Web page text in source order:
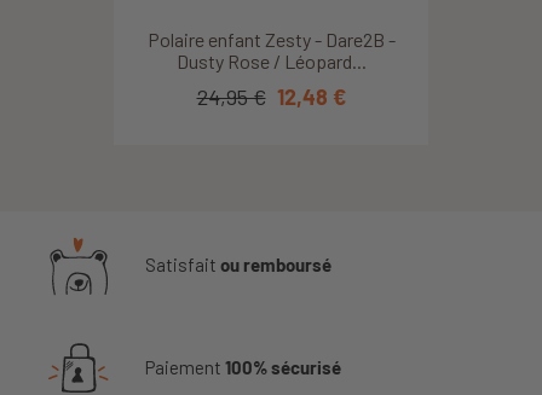
Polaire enfant Zesty - Dare2B -
Dusty Rose / Léopard...
24,95 € 12,48 €
Satisfait ou remboursé
Paiement 100% sécurisé